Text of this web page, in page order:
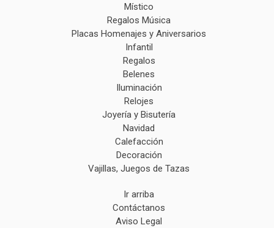
Místico
Regalos Música
Placas Homenajes y Aniversarios
Infantil
Regalos
Belenes
Iluminación
Relojes
Joyería y Bisutería
Navidad
Calefacción
Decoración
Vajillas, Juegos de Tazas
Ir arriba
Contáctanos
Aviso Legal